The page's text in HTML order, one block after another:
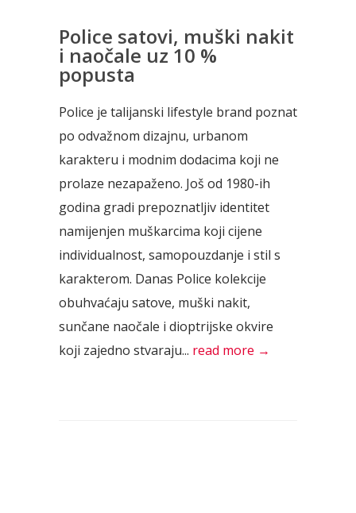
Police satovi, muški nakit
i naočale uz 10 %
popusta
Police je talijanski lifestyle brand poznat
po odvažnom dizajnu, urbanom
karakteru i modnim dodacima koji ne
prolaze nezapaženo. Još od 1980-ih
godina gradi prepoznatljiv identitet
namijenjen muškarcima koji cijene
individualnost, samopouzdanje i stil s
karakterom. Danas Police kolekcije
obuhvaćaju satove, muški nakit,
sunčane naočale i dioptrijske okvire
koji zajedno stvaraju... read more →